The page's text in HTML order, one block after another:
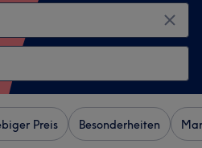
Preis Besonderheiten